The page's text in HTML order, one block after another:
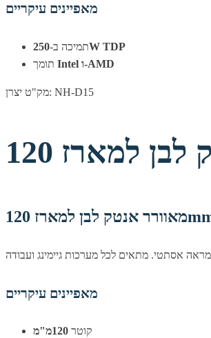
מאפיינים עיקריים
תמיכה ב-250W TDP
Intel ו-AMD
מק"ט יצרן: NH-D15
מאפיינים עיקריים
קוטר 120מ"מ